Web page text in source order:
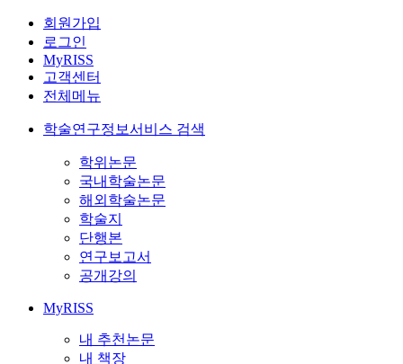
회원가입
로그인
MyRISS
고객센터
전체메뉴
학술연구정보서비스 검색
학위논문
국내학술논문
해외학술논문
학술지
단행본
연구보고서
공개강의
MyRISS
내 추천논문
내 책장